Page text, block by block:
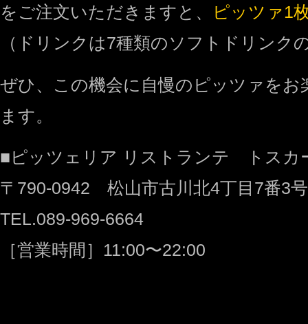
をご注文いただきますと、
ピッツァ1
（ドリンクは7種類のソフトドリンク
ぜひ、この機会に自慢のピッツァを
ます。
■ピッツェリア リストランテ トスカ
〒790-0942 松山市古川北4丁目7番3号
TEL.089-969-6664
［営業時間］11:00〜22:00